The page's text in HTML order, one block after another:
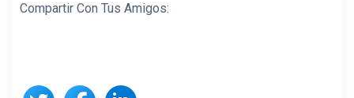
Compartir Con Tus Amigos: